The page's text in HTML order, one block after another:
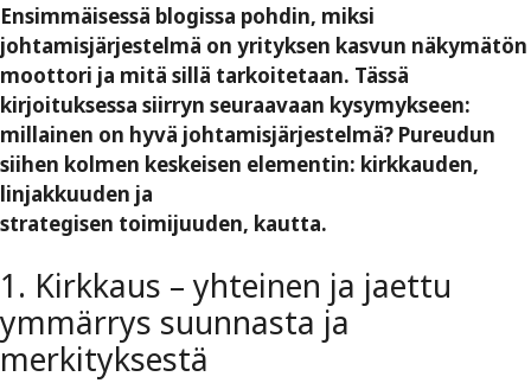
Ensimmäisessä blogissa pohdin, miksi
johtamisjärjestelmä on yrityksen kasvun näkymätön
moottori ja mitä sillä tarkoitetaan. Tässä
kirjoituksessa siirryn seuraavaan kysymykseen:
millainen on hyvä johtamisjärjestelmä? Pureudun
siihen kolmen keskeisen elementin: kirkkauden,
linjakkuuden ja
strategisen toimijuuden, kautta.
1. Kirkkaus – yhteinen ja jaettu
ymmärrys suunnasta ja
merkityksestä